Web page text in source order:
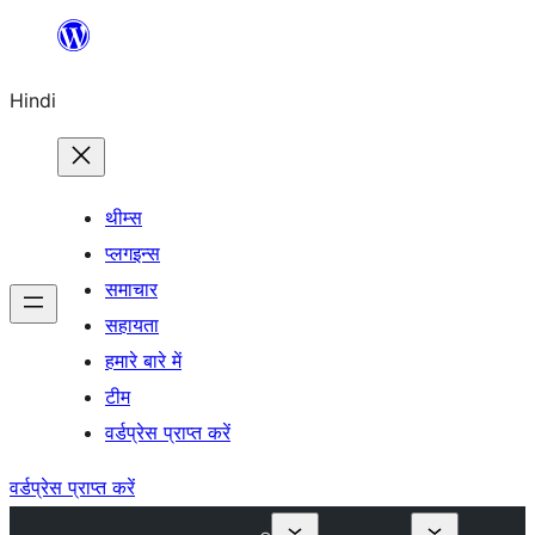
सामग्री
जाएं
Hindi
थीम्स
प्लगइन्स
समाचार
सहायता
हमारे बारे में
टीम
वर्डप्रेस प्राप्त करें
वर्डप्रेस प्राप्त करें